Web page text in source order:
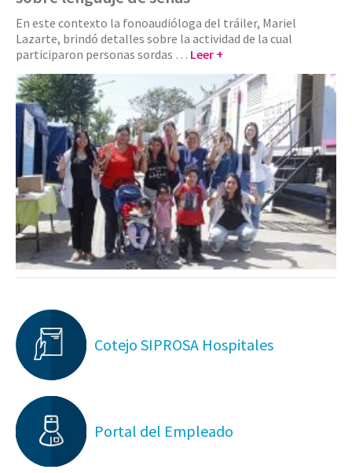
En este contexto la fonoaudióloga del tráiler, Mariel
Lazarte, brindó detalles sobre la actividad de la cual
participaron personas sordas … Leer +
Cotejo SIPROSA Hospitales
Portal del Empleado